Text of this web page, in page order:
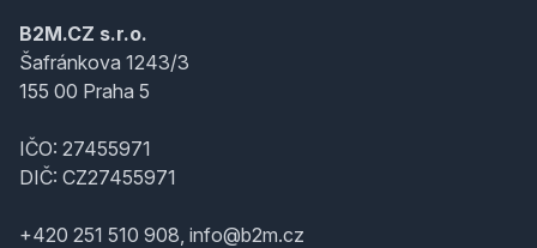
B2M.CZ s.r.o.
Šafránkova 1243/3
155 00 Praha 5
IČO: 27455971
DIČ: CZ27455971
+420 251 510 908, info@b2m.cz